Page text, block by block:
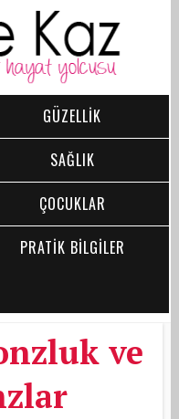
GÜZELLİK
SAĞLIK
ÇOCUKLAR
PRATİK BİLGİLER
ve